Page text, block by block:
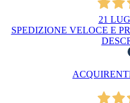
21
SPEDIZIONE VELOCE E